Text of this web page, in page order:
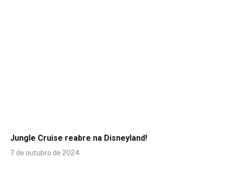
Jungle Cruise reabre na Disneyland!
7 de outubro de 2024